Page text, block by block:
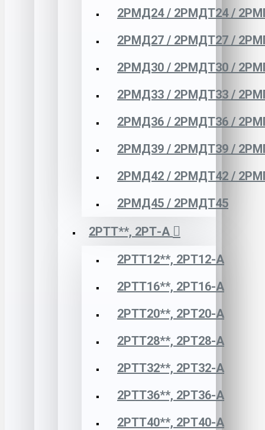
2РМД24 / 2РМДТ24 /
2РМД27 / 2РМДТ27 /
2РМД30 / 2РМДТ30 /
2РМД33 / 2РМДТ33 /
2РМД36 / 2РМДТ36 /
2РМД39 / 2РМДТ39 /
2РМД42 / 2РМДТ42 /
2РМД45 / 2РМДТ45
2РТТ**, 2РТ-А
2РТТ12**, 2РТ12-А
2РТТ16**, 2РТ16-А
2РТТ20**, 2РТ20-А
2РТТ28**, 2РТ28-А
2РТТ32**, 2РТ32-А
2РТТ36**, 2РТ36-А
2РТТ40**, 2РТ40-А